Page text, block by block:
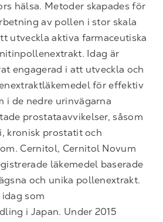
hälsa. Metoder skapades för
av pollen i stor skala
utveckla aktiva farmaceutiska
Idag är
engagerad i att utveckla och
för effektiv
i de nedre urinvägarna
prostataavvikelser, såsom
kronisk prostatit och
Cernitol, Cernitol Novum
läkemedel baserade
och unika pollenextrakt.
som
i Japan. Under 2015